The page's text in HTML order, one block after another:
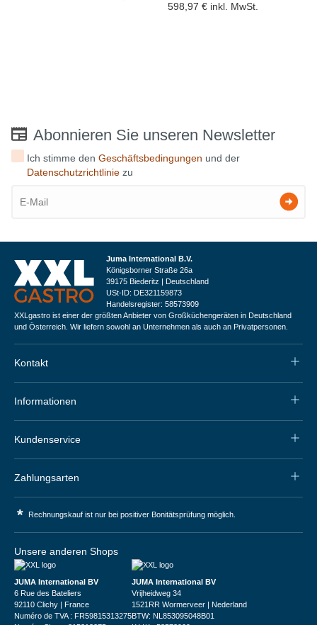
598,97 € inkl. MwSt.
Abonnieren Sie unseren Newsletter
Ich stimme denGeschäftsbedingungen und der
Datenschutzrichtlinie zu
Juma International B.V.
Königsborner Straße 26a
39175 Biederitz | Deutschland
USt-ID: DE321159873
Handelsregister: 58573909
XXLgastro ist einer der größten Anbieter von Großküchengeräten in Deutschland
und Österreich. Wir liefern sowohl an Unternehmen als auch an Privatpersonen.
Kontakt
Informationen
Kundenservice
Zahlungsarten
* Rechnungskauf ist nur bei positiver Bonitätsprüfung möglich.
Unsere anderen Shops
JUMA International BV
6 Rue des Bateliers
92110 Clichy | France
Numéro de TVA : FR59815313275
JUMA International BV
Vrijheidweg 34
1521RR Wormerveer | Nederland
BTW: NL853095048B01